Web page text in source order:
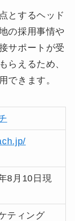
とするヘッド
の採用事情や
サポートが受
らえるため、
できます。
8月10日現
ティング